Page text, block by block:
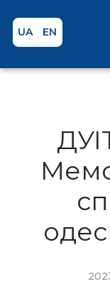
UA EN